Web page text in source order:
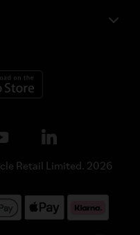
Retail Limited. 2026